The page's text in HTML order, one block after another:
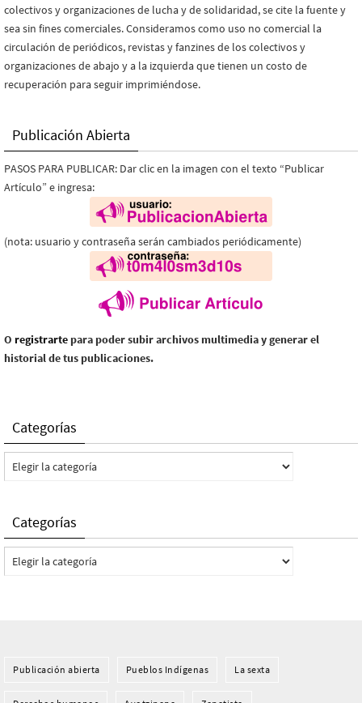
colectivos y organizaciones de lucha y de solidaridad, se cite la fuente y
sea sin fines comerciales. Consideramos como uso no comercial la
circulación de periódicos, revistas y fanzines de los colectivos y
organizaciones de abajo y a la izquierda que tienen un costo de
recuperación para seguir imprimiéndose.
Publicación Abierta
PASOS PARA PUBLICAR: Dar clic en la imagen con el texto “Publicar
Artículo” e ingresa:
(nota: usuario y contraseña serán cambiados periódicamente)
O registrarte para poder subir archivos multimedia y generar el
historial de tus publicaciones.
Categorías
Categorías
Categorías
Categorías
Publicación abierta Pueblos Indí­genas La sexta